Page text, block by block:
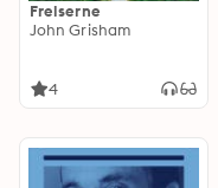
Frelserne
John Grisham
4